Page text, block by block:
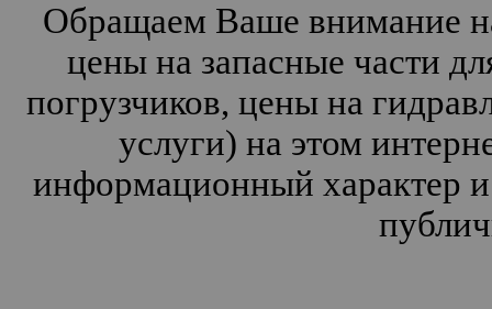
Обращаем Ваше внимание
цены на запасные части
погрузчиков, цены на
услуги) на этом
информационный характер и